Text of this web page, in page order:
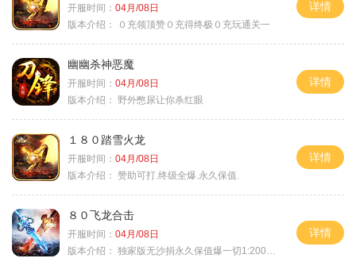
开服时间： 04月/08日
版本介绍：
０充领顶赞０充得终极０充玩通关一
详情
幽幽杀神恶魔
开服时间： 04月/08日
版本介绍：
野外憋尿让你杀红眼
详情
１８０踏雪火龙
开服时间： 04月/08日
版本介绍： 赞助可打.终级全爆.永久保值.
详情
８０飞龙合击
开服时间： 04月/08日
版本介绍： 独家版无沙捐永久保值爆一切1:2000回4
详情